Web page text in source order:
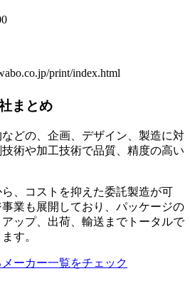
print/index.html
まとめ
どの、企画、デザイン、製造に対
術や加工技術で品質、精度の高い
、コストを抑えた委託製造が可
業も展開しており、パッケージの
ップ、出荷、輸送までトータルで
す。
ーカー一覧をチェック